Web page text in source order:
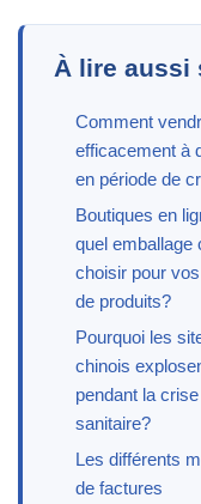
À lire aussi
Comment
efficacement à
en période de
Boutiques en
quel emballage
choisir pour
de produits?
Pourquoi les
chinois
pendant la crise
sanitaire?
Les différents
de factures